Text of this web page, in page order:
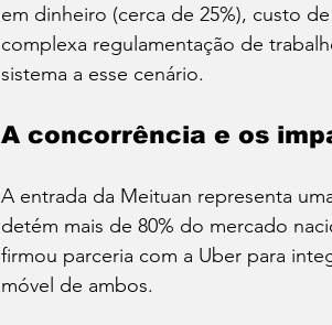
em dinheiro (cerca de 25%), custo
complexa regulamentação de
sistema a esse cenário.
A concorrência e os
A entrada da Meituan representa
detém mais de 80% do mercado
firmou parceria com a Uber para
móvel de ambos.